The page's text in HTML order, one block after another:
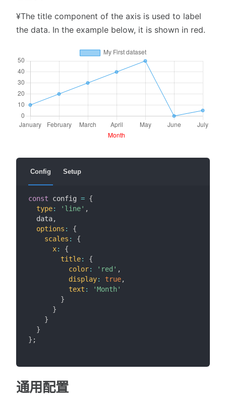
¥The title component of the axis is used to label
the data. In the example below, it is shown in red.
Config Setup
const config = {
type: 'line' ,
  data
,
options :
{
scales :
{
x:
{
title:
{
color: 'red' ,
display: true,
text :
'Month'
}
}
}
}
} ;
通用配置